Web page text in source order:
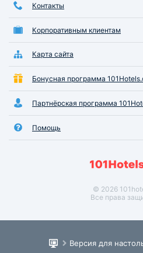
Контакты
Корпоративным клиентам
Карта сайта
Бонусная программа
Партнёрская программа
Помощь
© 2026
Все права
Версия для